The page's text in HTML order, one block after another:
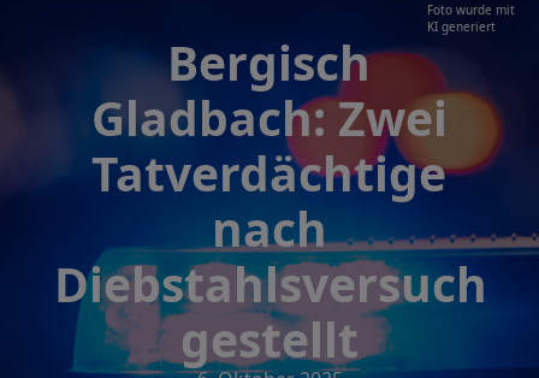
Foto wurde mit
KI generiert
Bergisch
Gladbach: Zwei
Tatverdächtige
nach
Diebstahlsversuch
gestellt